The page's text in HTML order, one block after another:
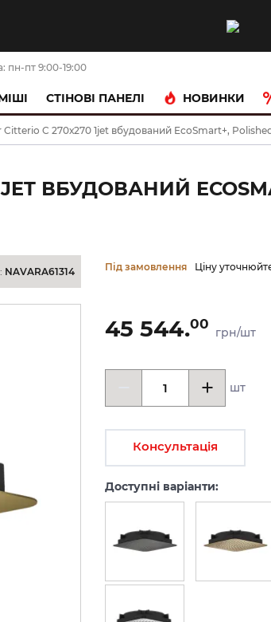
пн-пт 9:00-19:00
CТІНОВІ ПАНЕЛІ НОВИНКИ
C 270х270 1jet вбудований EcoSmart+,
ВБУДОВАНИЙ
NAVARA61314 Під замовлення Ціну
45 544.00
грн/шт
шт
Консультація
Доступні варіанти: